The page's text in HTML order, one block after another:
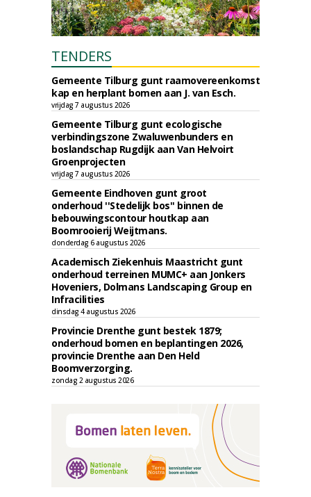
TENDERS
Gemeente Tilburg gunt raamovereenkomst
kap en herplant bomen aan J. van Esch.
vrijdag 7 augustus 2026
Gemeente Tilburg gunt ecologische
verbindingszone Zwaluwenbunders en
boslandschap Rugdijk aan Van Helvoirt
Groenprojecten
vrijdag 7 augustus 2026
Gemeente Eindhoven gunt groot
onderhoud ''Stedelijk bos'' binnen de
bebouwingscontour houtkap aan
Boomrooierij Weijtmans.
donderdag 6 augustus 2026
Academisch Ziekenhuis Maastricht gunt
onderhoud terreinen MUMC+ aan Jonkers
Hoveniers, Dolmans Landscaping Group en
Infracilities
dinsdag 4 augustus 2026
Provincie Drenthe gunt bestek 1879;
onderhoud bomen en beplantingen 2026,
provincie Drenthe aan Den Held
Boomverzorging.
zondag 2 augustus 2026